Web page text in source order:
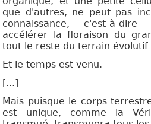
que d'autres, ne peut pas
connaissance, c'est-à-
accélérer la floraison du
tout le reste du terrain évolutif
Et le temps est venu.
[...]
Mais puisque le corps
est unique, comme la